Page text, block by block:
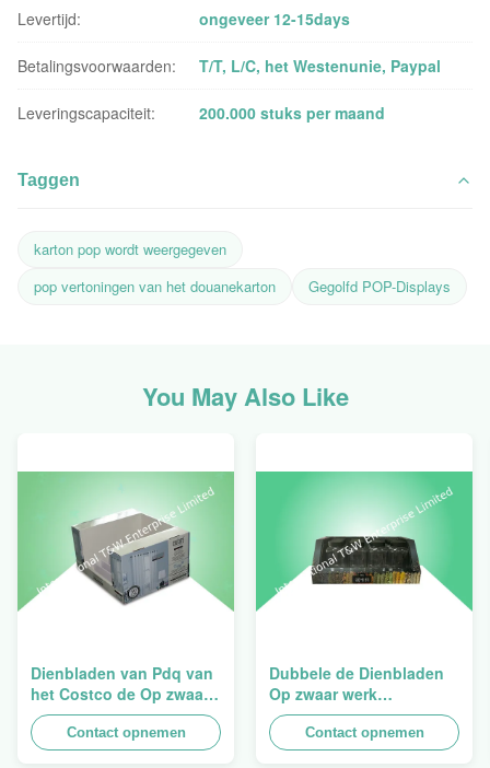
Levertijd: ongeveer 12-15days
Betalingsvoorwaarden: T/T, L/C, het Westenunie, Paypal
Leveringscapaciteit: 200.000 stuks per maand
Taggen
karton pop wordt weergegeven
pop vertoningen van het douanekarton
Gegolfd POP-Displays
You May Also Like
Dienbladen van Pdq van
het Costco de Op zwaar
werk berekende
Stapelbare Ontwerp aan
het Verkopen van
Contact opnemen
Dubbele de Dienbladen
Op zwaar werk
berekende
Opeenstapeling van het
Muurkarton PDQ voor het
Contact opnemen